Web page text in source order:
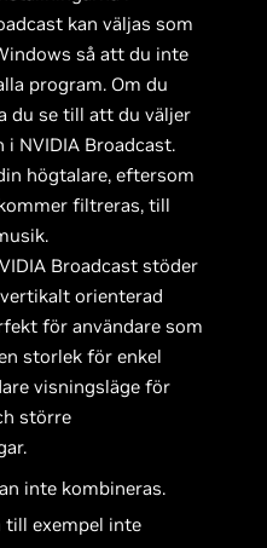
kan väljas som
så att du inte
program. Om du
du se till att du väljer
NVIDIA Broadcast.
högtalare, eftersom
filtreras, till
Broadcast stöder
orienterad
för användare som
storlek för enkel
visningsläge för
större
inte kombineras.
till exempel inte